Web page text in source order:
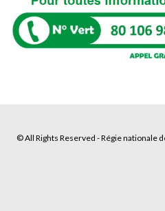
© All Rights Reserved - Régie nationale